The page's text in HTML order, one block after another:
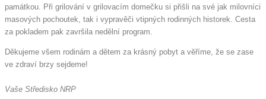
památkou. Při grilování v grilovacím domečku si přišli na své jak milovníci
masových pochoutek, tak i vypravěči vtipných rodinných historek. Cesta
za pokladem pak završila nedělní program.
Děkujeme všem rodinám a dětem za krásný pobyt a věříme, že se zase
ve zdraví brzy sejdeme!
Vaše Středisko NRP